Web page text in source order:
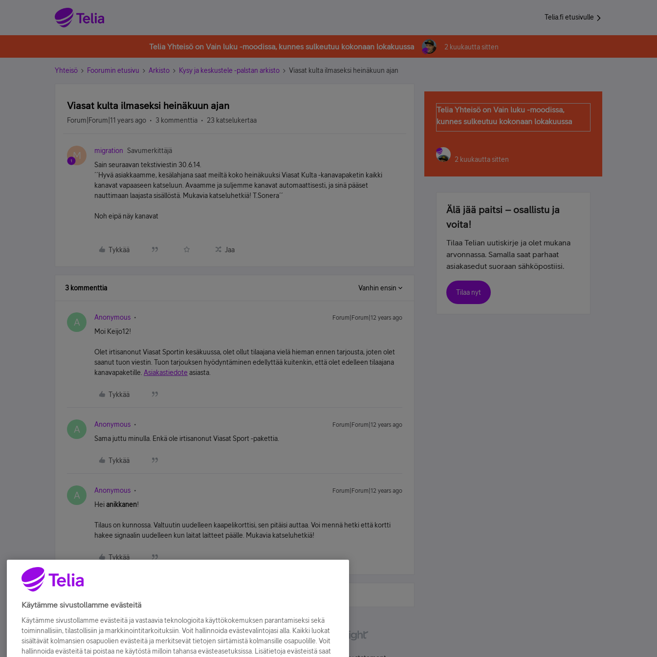
Telia.fi etusivulle
Telia Yhteisö on Vain luku -moodissa, kunnes sulkeutuu kokonaan lokakuussa 2 kuukautta sitten
Yhteisö Foorumin etusivu Arkisto Kysy ja keskustele -palstan arkisto Viasat kulta ilmaseksi heinäkuun ajan
Viasat kulta ilmaseksi heinäkuun ajan
Forum|Forum|11 years ago 3 kommenttia 23 katselukertaa
M migration
Savumerkittäjä
Sain seuraavan tekstiviestin 30.6.14.
´´Hyvä asiakkaamme, kesälahjana saat meiltä koko heinäkuuksi Viasat Kulta -kanavapaketin kaikki
kanavat vapaaseen katseluun. Avaamme ja suljemme kanavat automaattisesti, ja sinä pääset
nauttimaan laajasta sisällöstä. Mukavia katseluhetkiä! T.Sonera´´
Noh eipä näy kanavat
Tykkää Jaa
3 kommenttia Vanhin ensin
A Anonymous Forum|Forum|12 years ago
Moi Keijo12!
Olet irtisanonut Viasat Sportin kesäkuussa, olet ollut tilaajana vielä hieman ennen tarjousta, joten olet
saanut tuon viestin. Tuon tarjouksen hyödyntäminen edellyttää kuitenkin, että olet edelleen tilaajana
kanavapaketille. Asiakastiedote asiasta.
Tykkää
A Anonymous Forum|Forum|12 years ago
Sama juttu minulla. Enkä ole irtisanonut Viasat Sport -pakettia.
Tykkää
A Anonymous Forum|Forum|12 years ago
Heianikkanen!
Tilaus on kunnossa. Valtuutin uudelleen kaapelikorttisi, sen pitäisi auttaa. Voi mennä hetki että kortti
hakee signaalin uudelleen kun laitat laitteet päälle. Mukavia katseluhetkiä!
Tykkää
Telia Yhteisö on Vain luku -moodissa,
kunnes sulkeutuu kokonaan lokakuussa
2 kuukautta sitten
Älä jää paitsi – osallistu ja
voita!
Tilaa Telian uutiskirje ja olet mukana
arvonnassa. Samalla saat parhaat
asiakasedut suoraan sähköpostiisi.
Tilaa nyt
Käytämme sivustollamme evästeitä
Käytämme sivustollamme evästeitä ja vastaavia teknologioita käyttökokemuksen parantamiseksi sekä
toiminnallisiin, tilastollisiin ja markkinointitarkoituksiin. Voit hallinnoida evästevalintojasi alla. Kaikki luokat
sisältävät kolmansien osapuolien evästeitä ja merkitsevät tietojen siirtämistä kolmansille osapuolille. Voit
hallinnoida evästeitä tai poistaa ne käytöstä milloin tahansa evästeasetuksissa. Lisätietoja evästeistä saat